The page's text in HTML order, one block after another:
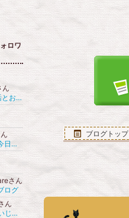
ブログトップ
ロワ
ん
猫さん4匹との生活とお馬さん
アピルとバリー、今日の１コマ
さん
ログ
ん
☆毎日ラーメンいいじゃない☆